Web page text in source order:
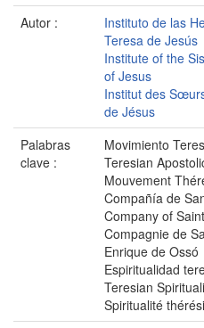
Autor :
Instituto de las
Teresa de Jesús
Institute of the
of Jesus
Institut des
de Jésus
Palabras
clave :
Movimiento
Teresian
Mouvement
Compañía de
Company of
Compagnie de
Enrique de Ossó
Espiritualidad
Teresian
Spiritualité